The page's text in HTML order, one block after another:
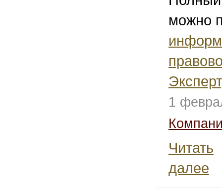
можно
Эксперт
1
Читать
далее